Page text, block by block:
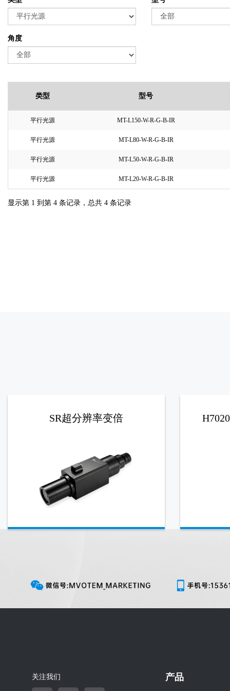
角度
类型 型号
平行光源 MT-L150-W-R-G-B-IR
平行光源 MT-L80-W-R-G-B-IR
平行光源 MT-L50-W-R-G-B-IR
平行光源 MT-L20-W-R-G-B-IR
显示第 1 到第 4 条记录，总共 4 条记录
SR超分辨率变倍
关注我们 产品